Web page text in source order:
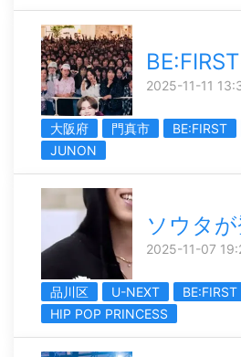
2025-11-11
大阪府 門真市 BE:FIRST
JUNON
ソウタが
2025-11-07
品川区 U-NEXT
BE:FIRST
HIP POP PRINCESS